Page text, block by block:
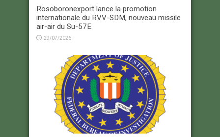
Rosoboronexport lance la promotion
internationale du RVV-SDM, nouveau missile
air-air du Su-57E
29/07/2026